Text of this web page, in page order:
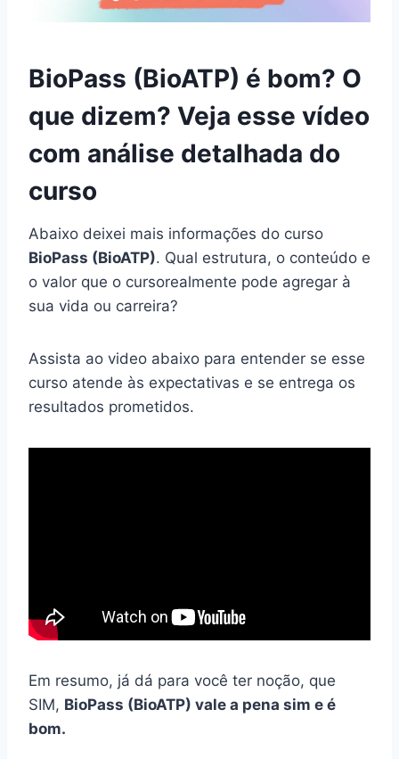
BioPass (BioATP) é bom? O
que dizem? Veja esse vídeo
com análise detalhada do
curso
Abaixo deixei mais informações do curso
BioPass (BioATP). Qual estrutura, o conteúdo e
o valor que o cursorealmente pode agregar à
sua vida ou carreira?
Assista ao video abaixo para entender se esse
curso atende às expectativas e se entrega os
resultados prometidos.
Em resumo, já dá para você ter noção, que
SIM, BioPass (BioATP) vale a pena sim e é
bom.